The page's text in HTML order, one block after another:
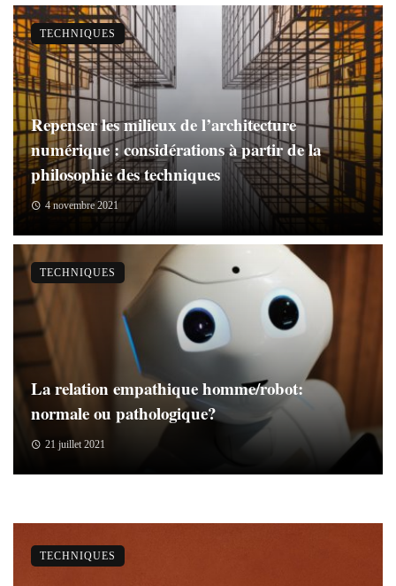
Repenser les milieux de l’architecture
numérique : considérations à partir de la
philosophie des techniques
4 novembre 2021
TECHNIQUES
La relation empathique homme/robot:
normale ou pathologique?
21 juillet 2021
TECHNIQUES
TECHNIQUES